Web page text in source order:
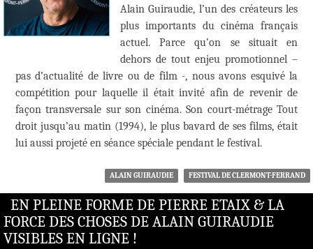
Alain Guiraudie, l’un des créateurs les
plus importants du cinéma français
actuel. Parce qu’on se situait en
dehors de tout enjeu promotionnel –
pas d’actualité de livre ou de film -, nous avons esquivé la
compétition pour laquelle il était invité afin de revenir de
façon transversale sur son cinéma. Son court-métrage Tout
droit jusqu’au matin (1994), le plus bavard de ses films, était
lui aussi projeté en séance spéciale pendant le festival.
ALAIN GUIRAUDIE FESTIVAL DE CLERMONT-FERRAND
EN PLEINE FORME DE PIERRE ETAIX & LA
FORCE DES CHOSES DE ALAIN GUIRAUDIE
VISIBLES EN LIGNE !